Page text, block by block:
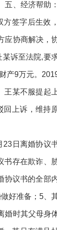
、经济帮助：
签字后生效，
应协商解决，
某诉至法院,要
产9万元。
王某不服提起
回上诉，维持
23日离婚协议
书存在欺诈、
协议书的全部
好准备；5、
婚时其父母身